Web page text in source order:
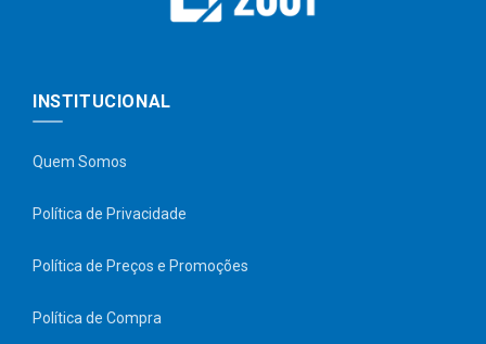
INSTITUCIONAL
Quem Somos
Política de Privacidade
Política de Preços e Promoções
Política de Compra